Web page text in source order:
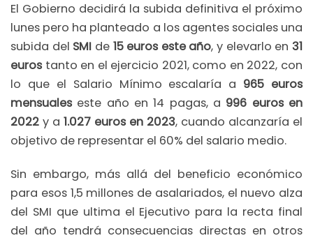
El Gobierno decidirá la subida definitiva el próximo
lunes pero ha planteado a los agentes sociales una
subida del SMI de 15 euros este año, y elevarlo en31
euros tanto en el ejercicio 2021, como en 2022, con
lo que el Salario Mínimo escalaría a 965 euros
mensuales este año en 14 pagas, a 996 euros en
2022 y a 1.027 euros en 2023, cuando alcanzaría el
objetivo de representar el 60% del salario medio.
Sin embargo, más allá del beneficio económico
para esos 1,5 millones de asalariados, el nuevo alza
del SMI que ultima el Ejecutivo para la recta final
del año tendrá consecuencias directas en otros